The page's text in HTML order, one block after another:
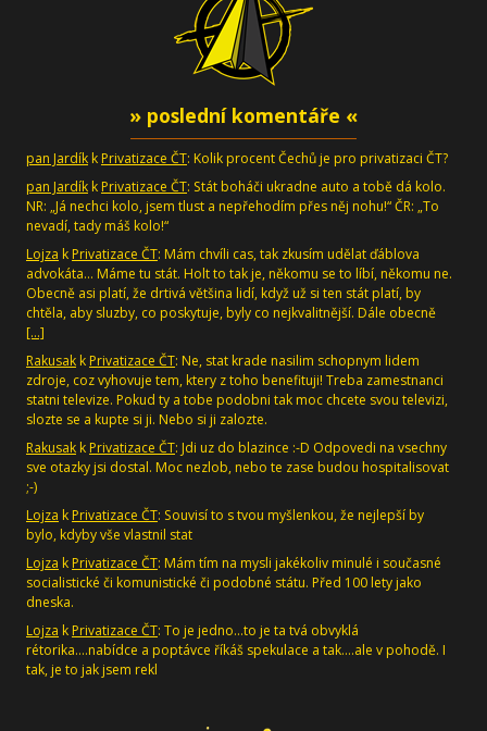
» poslední komentáře «
pan Jardík k Privatizace ČT: Kolik procent Čechů je pro privatizaci ČT?
pan Jardík k Privatizace ČT: Stát boháči ukradne auto a tobě dá kolo.
NR: „Já nechci kolo, jsem tlust a nepřehodím přes něj nohu!“ ČR: „To
nevadí, tady máš kolo!“
Lojza k Privatizace ČT: Mám chvíli cas, tak zkusím udělat ďáblova
advokáta... Máme tu stát. Holt to tak je, někomu se to líbí, někomu ne.
Obecně asi platí, že drtivá většina lidí, když už si ten stát platí, by
chtěla, aby sluzby, co poskytuje, byly co nejkvalitnější. Dále obecně
[…]
Rakusak k Privatizace ČT: Ne, stat krade nasilim schopnym lidem
zdroje, coz vyhovuje tem, ktery z toho benefituji! Treba zamestnanci
statni televize. Pokud ty a tobe podobni tak moc chcete svou televizi,
slozte se a kupte si ji. Nebo si ji zalozte.
Rakusak k Privatizace ČT: Jdi uz do blazince :-D Odpovedi na vsechny
sve otazky jsi dostal. Moc nezlob, nebo te zase budou hospitalisovat
;-)
Lojza k Privatizace ČT: Souvisí to s tvou myšlenkou, že nejlepší by
bylo, kdyby vše vlastnil stat
Lojza k Privatizace ČT: Mám tím na mysli jakékoliv minulé i současné
socialistické či komunistické či podobné státu. Před 100 lety jako
dneska.
Lojza k Privatizace ČT: To je jedno...to je ta tvá obvyklá
rétorika....nabídce a poptávce říkáš spekulace a tak....ale v pohodě. I
tak, je to jak jsem rekl